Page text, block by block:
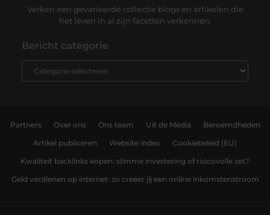
Verken een gevarieerde collectie blogs en artikelen die
het leven in al zijn facetten verkennen.
Bericht categorie
Partners Over ons Ons team Uit de Media Beroemdheden
Artikel publiceren Website index Cookiebeleid (EU)
Kwaliteit backlinks kopen: slimme investering of risicovolle zet?
Geld verdienen op internet: zo creëer jij een online inkomstenstroom